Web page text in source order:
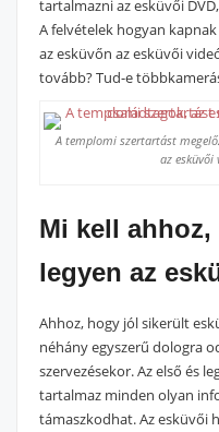
tartalmazni az esküvői
A felvételek hogyan
az esküvőn az esküvői
tovább? Tud-e
A templomi szertartást
az esküvői
Mi kell
legyen az
Ahhoz, hogy jól sikerült
néhány egyszerű dologra
szervezésekor. Az első és
tartalmaz minden olyan
támaszkodhat. Az esküvői